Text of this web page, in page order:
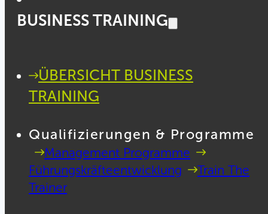
BUSINESS TRAINING
ÜBERSICHT BUSINESS
TRAINING
Qualifizierungen & Programme
Management Programme
Führungskräfteentwicklung
Train The
Trainer